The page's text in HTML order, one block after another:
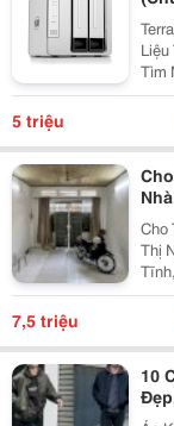
Liệu
Tìm
Ổn
5 triệu
Cho
Thị
7,5 triệu
10